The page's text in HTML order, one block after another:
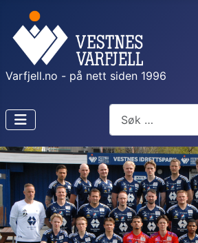
Varfjell.no - på nett siden 1996